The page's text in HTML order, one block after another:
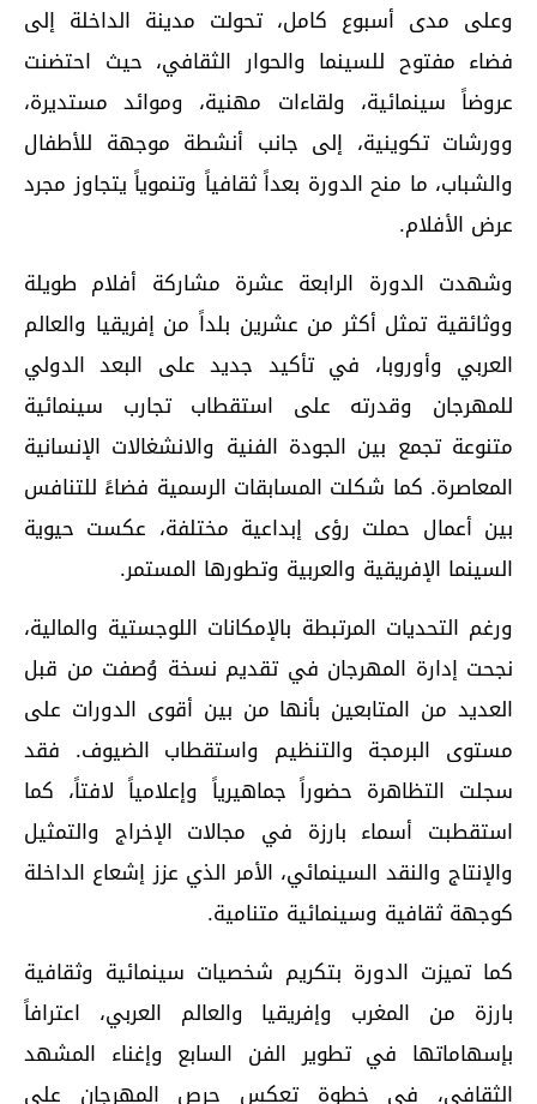
وعلى مدى أسبوع كامل، تحولت مدينة الداخلة إلى
فضاء مفتوح للسينما والحوار الثقافي، حيث احتضنت
عروضاً سينمائية، ولقاءات مهنية، وموائد مستديرة،
وورشات تكوينية، إلى جانب أنشطة موجهة للأطفال
والشباب، ما منح الدورة بعداً ثقافياً وتنموياً يتجاوز مجرد
عرض الأفلام.
وشهدت الدورة الرابعة عشرة مشاركة أفلام طويلة
ووثائقية تمثل أكثر من عشرين بلداً من إفريقيا والعالم
العربي وأوروبا، في تأكيد جديد على البعد الدولي
للمهرجان وقدرته على استقطاب تجارب سينمائية
متنوعة تجمع بين الجودة الفنية والانشغالات الإنسانية
المعاصرة. كما شكلت المسابقات الرسمية فضاءً للتنافس
بين أعمال حملت رؤى إبداعية مختلفة، عكست حيوية
السينما الإفريقية والعربية وتطورها المستمر.
ورغم التحديات المرتبطة بالإمكانات اللوجستية والمالية،
نجحت إدارة المهرجان في تقديم نسخة وُصفت من قبل
العديد من المتابعين بأنها من بين أقوى الدورات على
مستوى البرمجة والتنظيم واستقطاب الضيوف. فقد
سجلت التظاهرة حضوراً جماهيرياً وإعلامياً لافتاً، كما
استقطبت أسماء بارزة في مجالات الإخراج والتمثيل
والإنتاج والنقد السينمائي، الأمر الذي عزز إشعاع الداخلة
كوجهة ثقافية وسينمائية متنامية.
كما تميزت الدورة بتكريم شخصيات سينمائية وثقافية
بارزة من المغرب وإفريقيا والعالم العربي، اعترافاً
بإسهاماتها في تطوير الفن السابع وإغناء المشهد
الثقافي، في خطوة تعكس حرص المهرجان على